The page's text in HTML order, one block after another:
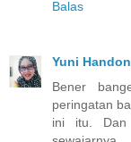
Balas
Yuni
Bener
peringatan
ini itu. Dan